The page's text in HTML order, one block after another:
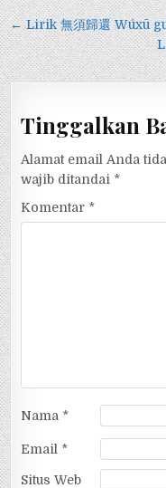
Navigasi
pos
← Lirik 無須歸還 Wúxū
Tinggalkan
Alamat email Anda
wajib ditandai *
Komentar *
Nama *
Email *
Situs Web